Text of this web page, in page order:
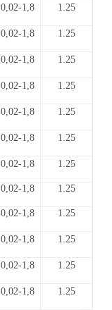
0,02-1,8 1.25
0,02-1,8 1.25
0,02-1,8 1.25
0,02-1,8 1.25
0,02-1,8 1.25
0,02-1,8 1.25
0,02-1,8 1.25
0,02-1,8 1.25
0,02-1,8 1.25
0,02-1,8 1.25
0,02-1,8 1.25
0,02-1,8 1.25